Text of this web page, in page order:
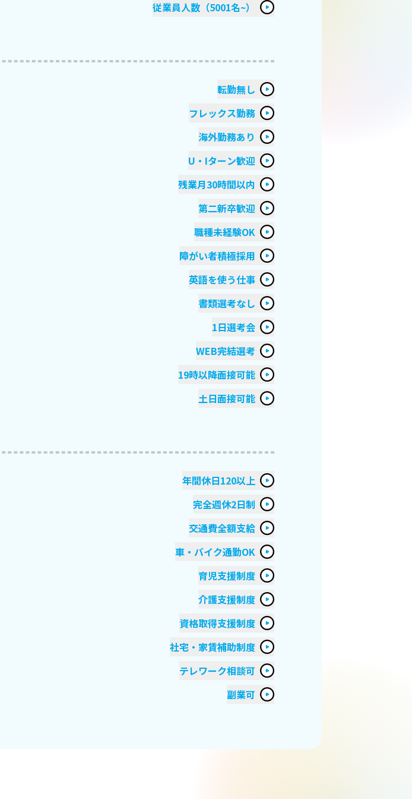
従業員人数（5001名~）
転勤無し
フレックス勤務
海外勤務あり
U・Iターン歓迎
残業月30時間以内
第二新卒歓迎
職種未経験OK
障がい者積極採用
英語を使う仕事
書類選考なし
1日選考会
WEB完結選考
19時以降面接可能
土日面接可能
年間休日120以上
完全週休2日制
交通費全額支給
車・バイク通勤OK
育児支援制度
介護支援制度
資格取得支援制度
社宅・家賃補助制度
テレワーク相談可
副業可